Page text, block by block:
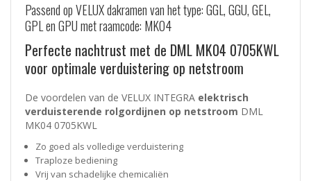
Passend op VELUX dakramen van het type: GGL, GGU, GEL,
GPL en GPU met raamcode: MK04
Perfecte nachtrust met de DML MK04 0705KWL
voor optimale verduistering op netstroom
De voordelen van de VELUX INTEGRA elektrisch
verduisterende rolgordijnen op netstroom DML
MK04 0705KWL
Zo goed als volledige verduistering
Traploze bediening
Vrij van schadelijke chemicaliën